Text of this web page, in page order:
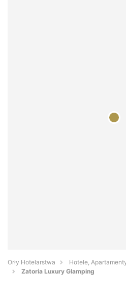
Orły Hotelarstwa
Hotele,
Zatoria Luxury Glamping